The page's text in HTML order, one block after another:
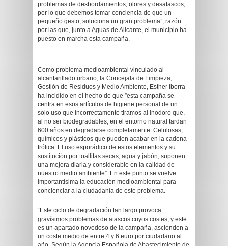
problemas de desbordamientos, olores y desatascos,
por lo que debemos tomar conciencia de que un
pequeño gesto, soluciona un gran problema”, razón
por las que, junto a Aguas de Alicante, el municipio ha
puesto en marcha esta campaña.
Como problema medioambiental vinculado al
alcantarillado urbano, la Concejala de Limpieza,
Gestión de Residuos y Medio Ambiente, Esther Iborra
ha incidido en el hecho de que ”esta campaña se
centra en esos artículos de higiene personal de un
solo uso que incorrectamente tiramos al inodoro que,
al no ser biodegradables, en el entorno natural tardan
600 años en degradarse completamente. Celulosas,
químicos y plásticos que pueden acabar en la cadena
trófica. El uso esporádico de estos elementos y su
sustitución por toallitas secas, agua y jabón, suponen
una mejora diaria y considerable en la calidad de
nuestro medio ambiente”. En este punto se vuelve
importantísima la educación medioambiental para
concienciar a la ciudadanía de este problema.
“Este ciclo de degradación tan largo provoca
gravísimos problemas de atascos cuyos costes, y este
es un apartado novedoso de la campaña, ascienden a
un coste medio de entre 4 y 6 euro por ciudadano al